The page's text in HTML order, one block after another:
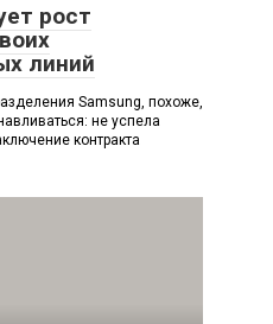
рост
линий
Samsung, похоже,
не успела
контракта